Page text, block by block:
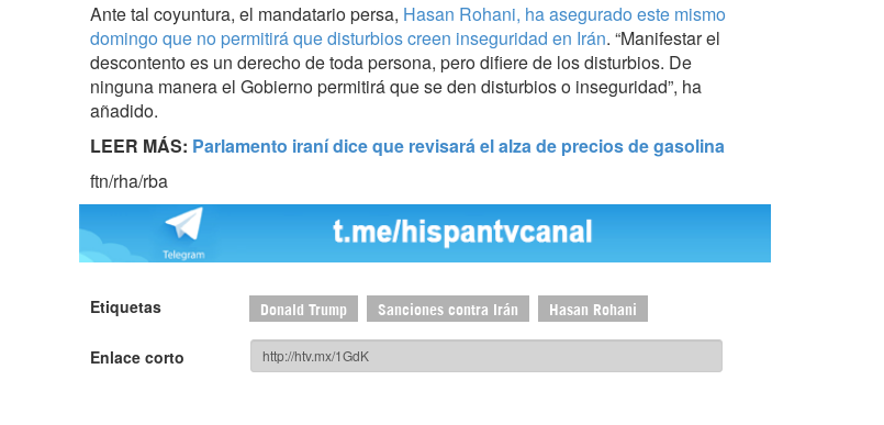
Ante tal coyuntura, el mandatario persa, Hasan Rohani, ha asegurado este mismo
domingo que no permitirá que disturbios creen inseguridad en Irán. “Manifestar el
descontento es un derecho de toda persona, pero difiere de los disturbios. De
ninguna manera el Gobierno permitirá que se den disturbios o inseguridad”, ha
añadido.
LEER MÁS: Parlamento iraní dice que revisará el alza de precios de gasolina
ftn/rha/rba
Etiquetas Donald Trump Sanciones contra Irán Hasan Rohani
Enlace corto